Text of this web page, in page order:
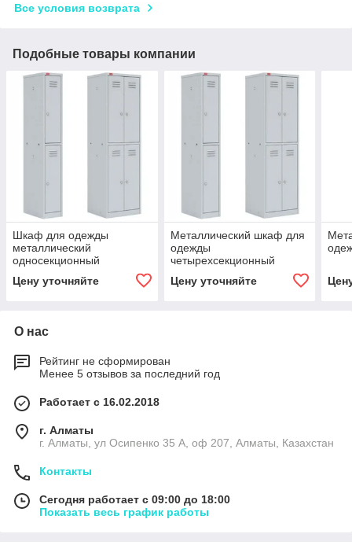
Все условия возврата
Подобные товары компании
Шкаф для одежды
металлический
односекционный
Цену уточняйте
Металлический шкаф для
одежды
четырехсекционный
Цену уточняйте
О нас
Рейтинг не сформирован
Менее 5 отзывов за последний год
Работает с 16.02.2018
г. Алматы
г. Алматы, ул Осипенко 35 А, оф 207, Алматы, Казахстан
Контакты
Сегодня работает с 09:00 до 18:00
Показать весь график работы